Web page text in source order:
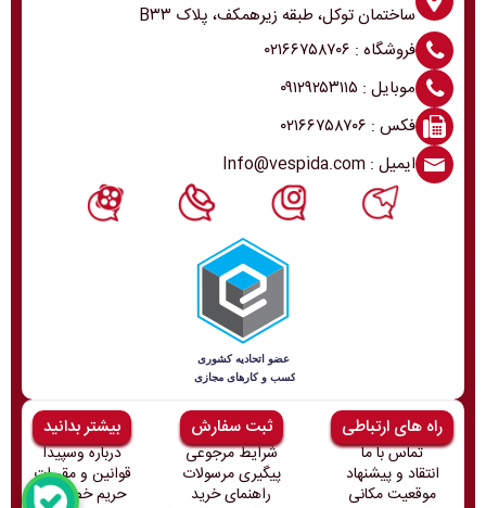
ساختمان توکل، طبقه زیرهمکف، پلاک B۳۳
فروشگاه : ۰۲۱۶۶۷۵۸۷۰۶
موبایل : ۰۹۱۲۹۲۵۳۱۱۵
فکس : ۰۲۱۶۶۷۵۸۷۰۶
ایمیل : Info@vespida.com
راه های ارتباطی
تماس با ما
انتقاد و پیشنهاد
موقعیت مکانی
ثبت سفارش
شرایط مرجوعی
پیگیری مرسولات
راهنمای خرید
بیشتر بدانید
درباره وسپیدا
قوانین و مقررات
حریم خصوصی